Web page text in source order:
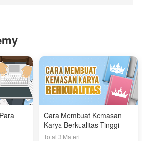
Cara Membuat Kemasan
Karya Berkualitas Tinggi
Total 3 Materi